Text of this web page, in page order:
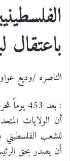
باعتقال
الناصره /وديع
: بعد 453
أن الولايات
للشعب الفلسطيني
أن يصدر بحق